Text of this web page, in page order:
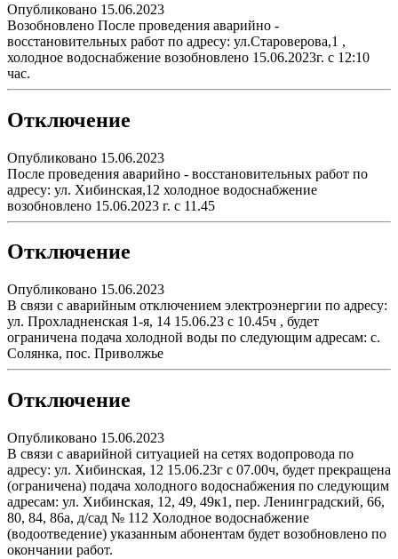
Опубликовано 15.06.2023
Возобновлено После проведения аварийно -
восстановительных работ по адресу: ул.Староверова,1 ,
холодное водоснабжение возобновлено 15.06.2023г. с 12:10
час.
Отключение
Опубликовано 15.06.2023
После проведения аварийно - восстановительных работ по
адресу: ул. Хибинская,12 холодное водоснабжение
возобновлено 15.06.2023 г. с 11.45
Отключение
Опубликовано 15.06.2023
В связи с аварийным отключением электроэнергии по адресу:
ул. Прохладненская 1-я, 14 15.06.23 с 10.45ч , будет
ограничена подача холодной воды по следующим адресам: с.
Солянка, пос. Приволжье
Отключение
Опубликовано 15.06.2023
В связи с аварийной ситуацией на сетях водопровода по
адресу: ул. Хибинская, 12 15.06.23г с 07.00ч, будет прекращена
(ограничена) подача холодного водоснабжения по следующим
адресам: ул. Хибинская, 12, 49, 49к1, пер. Ленинградский, 66,
80, 84, 86а, д/сад № 112 Холодное водоснабжение
(водоотведение) указанным абонентам будет возобновлено по
окончании работ.